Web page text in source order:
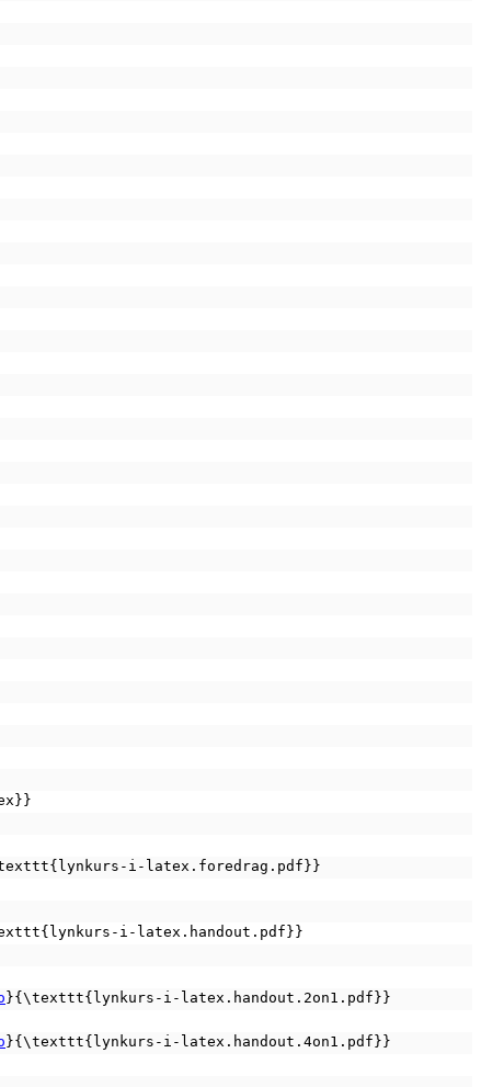
i-latex.foredrag.pdf}}
i-latex.handout.pdf}}
}{\texttt{lynkurs-i-latex.handout.2on1.pdf}}
}{\texttt{lynkurs-i-latex.handout.4on1.pdf}}